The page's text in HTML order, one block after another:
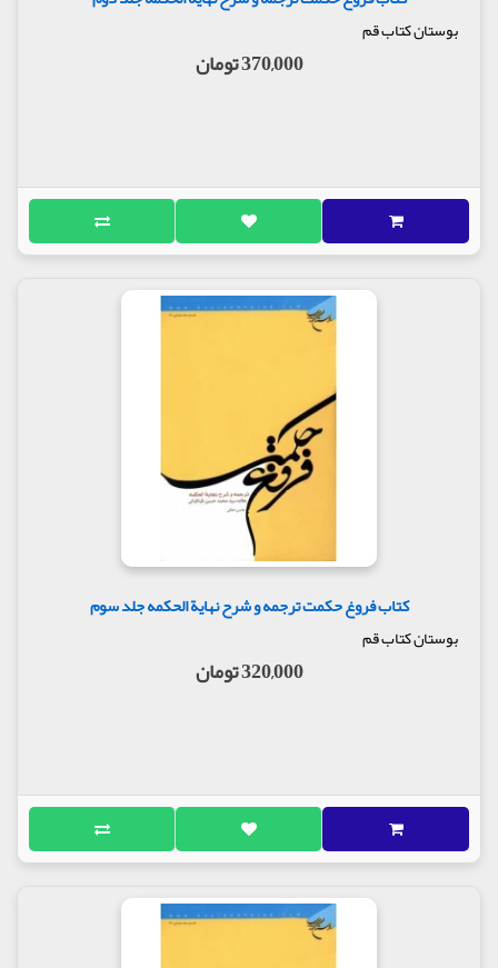
بوستان کتاب قم
370,000 تومان
کتاب فروغ حکمت ترجمه و شرح نهایة الحکمه جلد سوم
بوستان کتاب قم
320,000 تومان